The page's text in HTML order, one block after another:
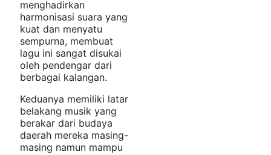
menghadirkan
harmonisasi suara yang
kuat dan menyatu
sempurna, membuat
lagu ini sangat disukai
oleh pendengar dari
berbagai kalangan.
Keduanya memiliki latar
belakang musik yang
berakar dari budaya
daerah mereka masing-
masing namun mampu